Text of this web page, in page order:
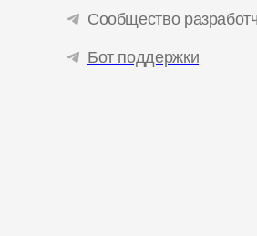
Сообщество
Бот поддержки